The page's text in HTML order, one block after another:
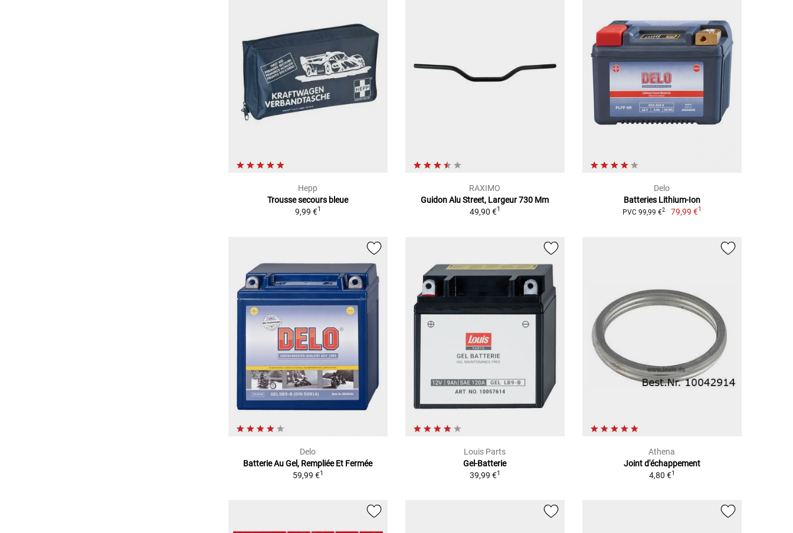
Hepp
Trousse secours bleue
9,99 €1
RAXIMO
Guidon Alu Street, Largeur 730 Mm
49,90 €1
Delo
Batteries Lithium-Ion
PVC 99,99 €2 79,99 €1
Delo
Batterie Au Gel, Rempliée Et Fermée
59,99 €1
Louis Parts
Gel-Batterie
39,99 €1
Athena
Joint d'échappement
4,80 €1